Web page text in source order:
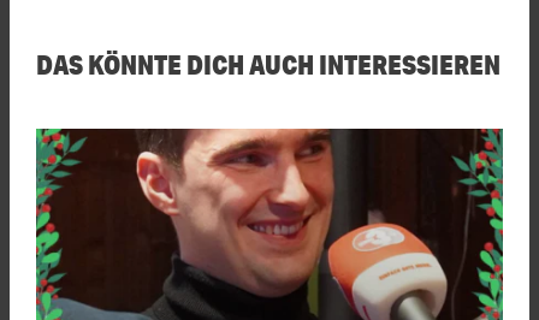
DAS KÖNNTE DICH AUCH INTERESSIEREN